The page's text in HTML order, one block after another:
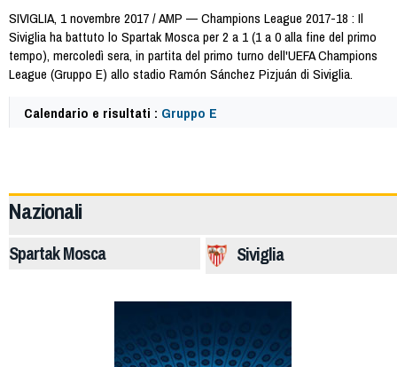
SIVIGLIA, 1 novembre 2017 / AMP — Champions League 2017-18 : Il
Siviglia ha battuto lo Spartak Mosca per 2 a 1 (1 a 0 alla fine del primo
tempo), mercoledì sera, in partita del primo turno dell'UEFA Champions
League (Gruppo E) allo stadio Ramón Sánchez Pizjuán di Siviglia.
Calendario e risultati : Gruppo E
Nazionali
Siviglia
Spartak Mosca